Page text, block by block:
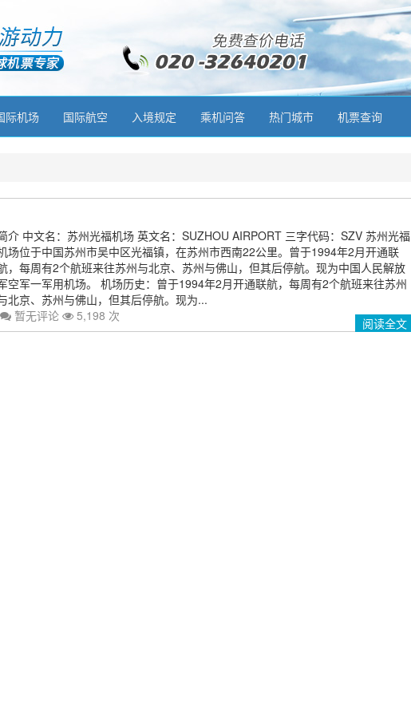
际机场 国际航空 入境规定 乘机问答 热门城市 机票查询
介 中文名：苏州光福机场 英文名：SUZHOU AIRPORT 三字代码：SZV 苏州光福
场位于中国苏州市吴中区光福镇，在苏州市西南22公里。曾于1994年2月开通联
，每周有2个航班来往苏州与北京、苏州与佛山，但其后停航。现为中国人民解放
空军一军用机场。 机场历史：曾于1994年2月开通联航，每周有2个航班来往苏州
北京、苏州与佛山，但其后停航。现为...
暂无评论 5,198 次 阅读全文